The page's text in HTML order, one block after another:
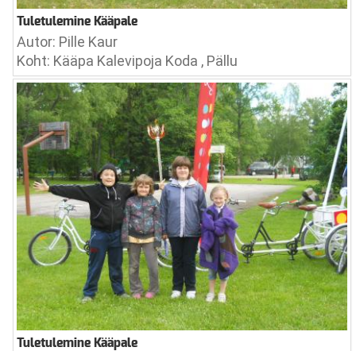
Tuletulemine Kääpale
Autor: Pille Kaur
Koht: Kääpa Kalevipoja Koda , Pällu
Tuletulemine Kääpale